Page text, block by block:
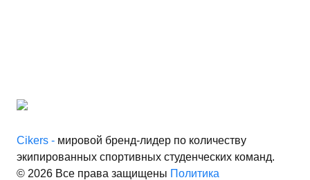
Cikers - мировой бренд-лидер по количеству
экипированных спортивных студенческих команд.
© 2026 Все права защищены Политика